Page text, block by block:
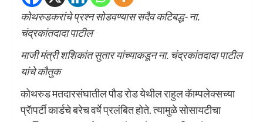
कोथरुडकरांचे प्रश्न सोडवण्यास सदैव कटिबद्ध- ना.
चंद्रकांतदादा पाटील
माजी मंत्री शशिकांत सुतार यांच्याकडून ना. चंद्रकांतदादा पाटील
यांचे कौतुक
कोथरुड मतदारसंघातील पौड रोड येथील राहुल कॅाम्पलेक्सच्या
प्रॅापर्टी कार्डचे बरेच वर्षे प्रलंबित होते. त्यामुळे सोसायटीचा